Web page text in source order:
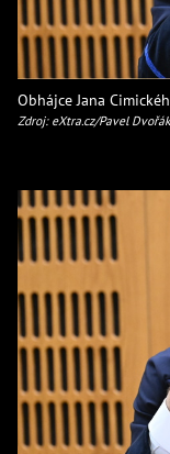
Obhájce Jana
Zdroj: eXtra.cz/Pavel Dvořák